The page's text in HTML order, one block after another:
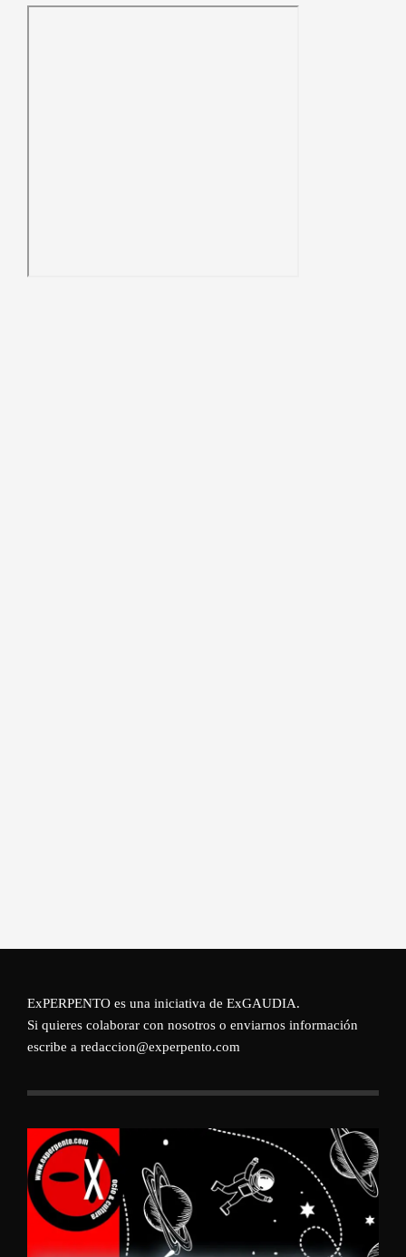
ExPERPENTO es una iniciativa de ExGAUDIA.
Si quieres colaborar con nosotros o enviarnos información
escribe a redaccion@experpento.com